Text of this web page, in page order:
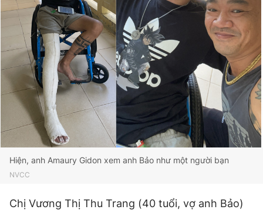
Hiện, anh Amaury Gidon xem anh Bảo như một người bạn
NVCC
Chị Vương Thị Thu Trang (40 tuổi, vợ anh Bảo)